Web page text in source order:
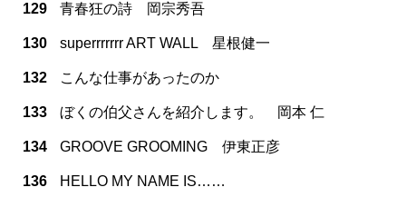
129 青春狂の詩 岡宗秀吾
130 superrrrrrr ART WALL 星根健一
132 こんな仕事があったのか
133 ぼくの伯父さんを紹介します。 岡本 仁
134 GROOVE GROOMING 伊東正彦
136 HELLO MY NAME IS……